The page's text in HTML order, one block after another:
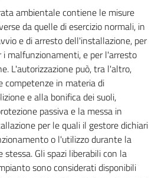
TITOLO III
IDRICI E DISCIPLINA DEGLI SCARICHI
CAPO I
MISURE DI PREVENZIONE
E DI RISANAMENTO
ambientale contiene le misure
da quelle di esercizio normali, in
e di arresto dell'installazione, per
i malfunzionamenti, e per l'arresto
L'autorizzazione può, tra l'altro,
competenze in materia di
e alla bonifica dei suoli,
passiva e la messa in
per le quali il gestore dichiari
o l'utilizzo durante la
Gli spazi liberabili con la
sono considerati disponibili